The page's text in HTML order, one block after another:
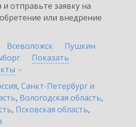
отправьте заявку на
или внедрение
Всеволожск
Пушкин
Показать
, Санкт-Петербург и
, Вологодская область,
, Псковская область,